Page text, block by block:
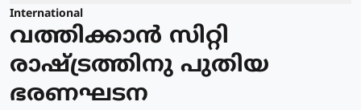
International
വത്തിക്കാന്‍ സിറ്റി
രാഷ്ട്രത്തിനു പുതിയ
ഭരണഘടന